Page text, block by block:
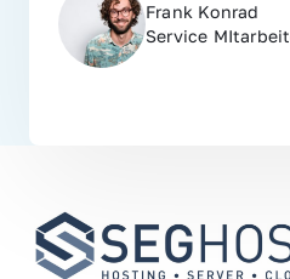
Frank Konrad
Service